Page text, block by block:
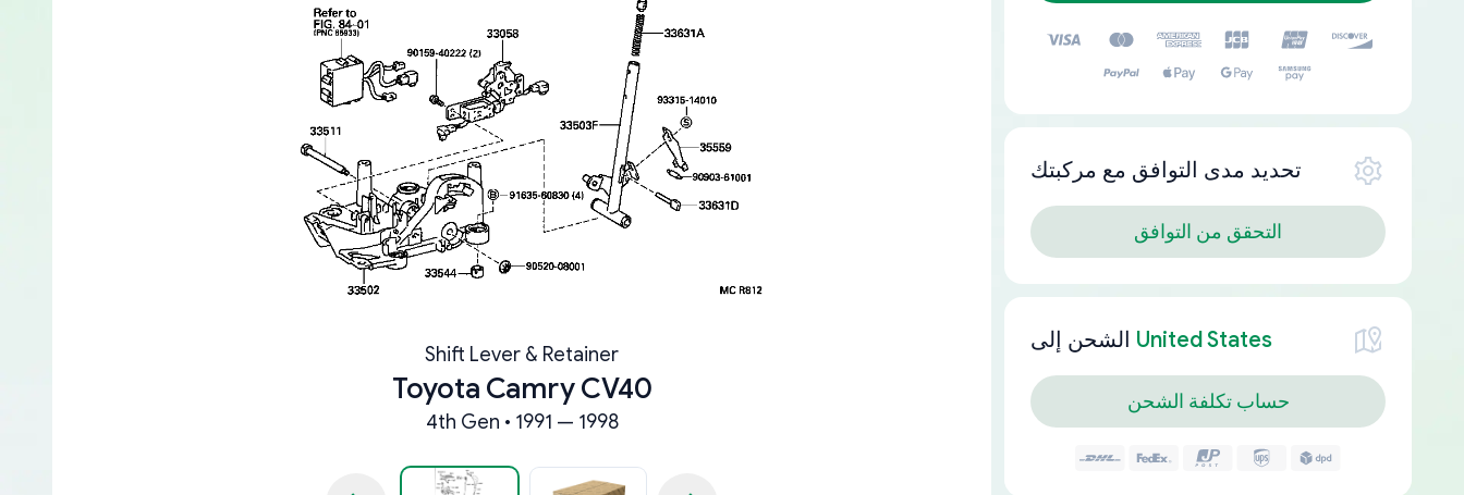
Shift Lever & Retainer
Toyota Camry CV40
4th Gen • 1991 — 1998
تحديد مدى التوافق مع مركبتك
التحقق من التوافق
الشحن إلى United States
حساب تكلفة الشحن